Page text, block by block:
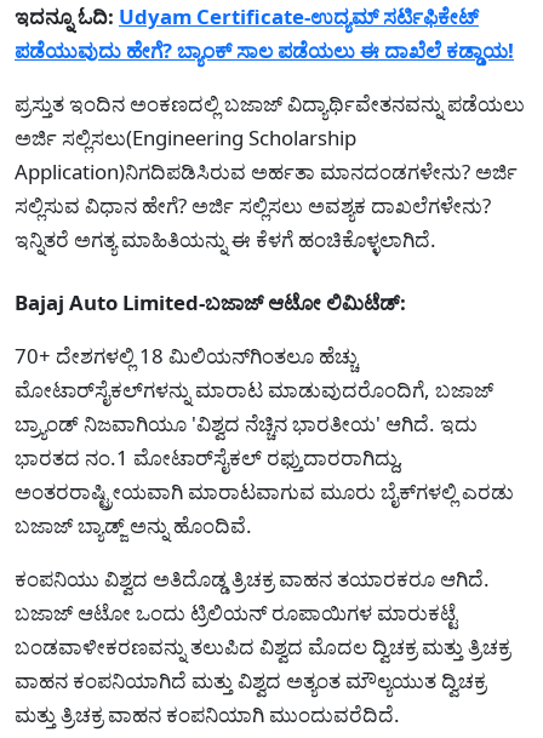
ಇದನ್ನೂ ಓದಿ: Udyam Certificate-ಉದ್ಯಮ್ ಸರ್ಟಿಫಿಕೇಟ್
ಪಡೆಯುವುದು ಹೇಗೆ? ಬ್ಯಾಂಕ್ ಸಾಲ ಪಡೆಯಲು ಈ ದಾಖೆಲೆ ಕಡ್ಡಾಯ!
ಪ್ರಸ್ತುತ ಇಂದಿನ ಅಂಕಣದಲ್ಲಿ ಬಜಾಜ್ ವಿದ್ಯಾರ್ಥಿವೇತನವನ್ನು ಪಡೆಯಲು
ಅರ್ಜಿ ಸಲ್ಲಿಸಲು(Engineering Scholarship
Application)ನಿಗದಿಪಡಿಸಿರುವ ಅರ್ಹತಾ ಮಾನದಂಡಗಳೇನು? ಅರ್ಜಿ
ಸಲ್ಲಿಸುವ ವಿಧಾನ ಹೇಗೆ? ಅರ್ಜಿ ಸಲ್ಲಿಸಲು ಅವಶ್ಯಕ ದಾಖಲೆಗಳೇನು?
ಇನ್ನಿತರೆ ಅಗತ್ಯ ಮಾಹಿತಿಯನ್ನು ಈ ಕೆಳಗೆ ಹಂಚಿಕೊಳ್ಳಲಾಗಿದೆ.
Bajaj Auto Limited-ಬಜಾಜ್ ಆಟೋ ಲಿಮಿಟೆಡ್:
70+ ದೇಶಗಳಲ್ಲಿ 18 ಮಿಲಿಯನ್‌ಗಿಂತಲೂ ಹೆಚ್ಚು
ಮೋಟಾರ್‌ಸೈಕಲ್‌ಗಳನ್ನು ಮಾರಾಟ ಮಾಡುವುದರೊಂದಿಗೆ, ಬಜಾಜ್
ಬ್ರ್ಯಾಂಡ್ ನಿಜವಾಗಿಯೂ 'ವಿಶ್ವದ ನೆಚ್ಚಿನ ಭಾರತೀಯ' ಆಗಿದೆ. ಇದು
ಭಾರತದ ನಂ.1 ಮೋಟಾರ್‌ಸೈಕಲ್ ರಫ್ತುದಾರರಾಗಿದ್ದು,
ಅಂತರರಾಷ್ಟ್ರೀಯವಾಗಿ ಮಾರಾಟವಾಗುವ ಮೂರು ಬೈಕ್‌ಗಳಲ್ಲಿ ಎರಡು
ಬಜಾಜ್ ಬ್ಯಾಡ್ಜ್ ಅನ್ನು ಹೊಂದಿವೆ.
ಕಂಪನಿಯು ವಿಶ್ವದ ಅತಿದೊಡ್ಡ ತ್ರಿಚಕ್ರ ವಾಹನ ತಯಾರಕರೂ ಆಗಿದೆ.
ಬಜಾಜ್ ಆಟೋ ಒಂದು ಟ್ರಿಲಿಯನ್ ರೂಪಾಯಿಗಳ ಮಾರುಕಟ್ಟೆ
ಬಂಡವಾಳೀಕರಣವನ್ನು ತಲುಪಿದ ವಿಶ್ವದ ಮೊದಲ ದ್ವಿಚಕ್ರ ಮತ್ತು ತ್ರಿಚಕ್ರ
ವಾಹನ ಕಂಪನಿಯಾಗಿದೆ ಮತ್ತು ವಿಶ್ವದ ಅತ್ಯಂತ ಮೌಲ್ಯಯುತ ದ್ವಿಚಕ್ರ
ಮತ್ತು ತ್ರಿಚಕ್ರ ವಾಹನ ಕಂಪನಿಯಾಗಿ ಮುಂದುವರೆದಿದೆ.